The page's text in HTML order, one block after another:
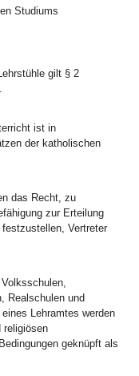
Studiums
gilt § 2
ist in
der katholischen
das Recht, zu
zur Erteilung
Vertreter
Realschulen und
Lehramtes werden
religiösen
geknüpft als